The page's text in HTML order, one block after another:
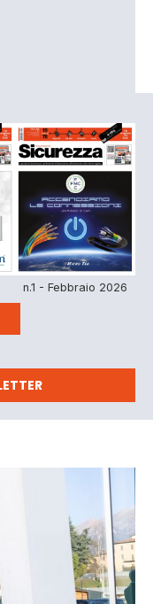
n.1 - Febbraio 2026